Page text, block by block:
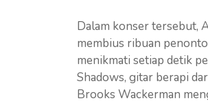
Dalam konser tersebut,
membius ribuan
menikmati setiap detik
Shadows, gitar berapi
Brooks Wackerman